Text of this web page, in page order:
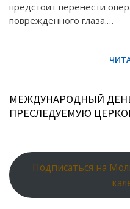
предстоит перенести
поврежденного глаза.…
МЕЖДУНАРОДНЫЙ
ПРЕСЛЕДУЕМУЮ
Подписаться на